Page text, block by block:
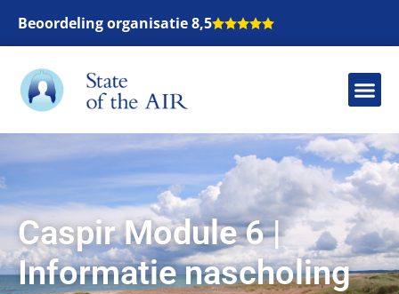
Beoordeling organisatie 8,5
Caspir Module 6 |
Informatie nascholing